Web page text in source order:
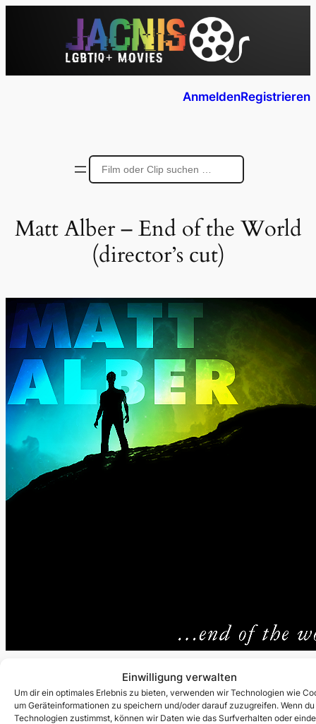
Einwilligung verwalten
Um dir ein optimales Erlebnis zu bieten, verwenden wir Technologien wie
um Geräteinformationen zu speichern und/oder darauf zuzugreifen. Wenn
Technologien zustimmst, können wir Daten wie das Surfverhalten oder
AnmeldenRegistrieren
Matt Alber – End of the World
(director’s cut)
veröffentlicht am:
18.11.2008